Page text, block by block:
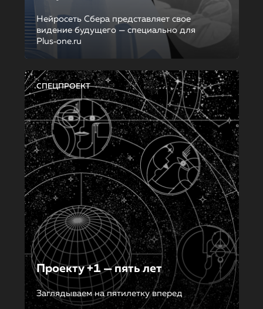
Нейросеть Сбера представляет свое
видение будущего — специально для
Plus‑one.ru
СПЕЦПРОЕКТ
Проекту +1 — пять лет
Заглядываем на пятилетку вперед